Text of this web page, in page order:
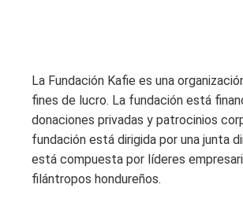
La Fundación Kafie es una
fines de lucro. La fundación está
donaciones privadas y patrocinios
fundación está dirigida por una junta
está compuesta por líderes
filántropos hondureños.